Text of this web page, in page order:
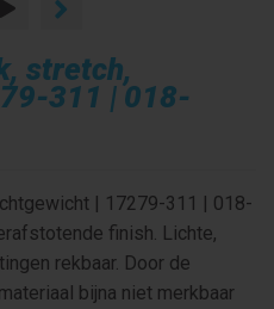
stretch,
311 | 018-
| 17279-311 | 018-
finish. Lichte,
rekbaar. Door de
bijna niet merkbaar